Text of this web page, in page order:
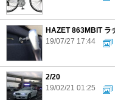
HAZET 863MBIT ラ
19/07/27 17:44
2/20
19/02/21 01:25